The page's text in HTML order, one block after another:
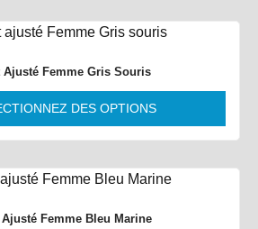
Ajusté Femme Gris Souris
DES OPTIONS
Femme Bleu Marine